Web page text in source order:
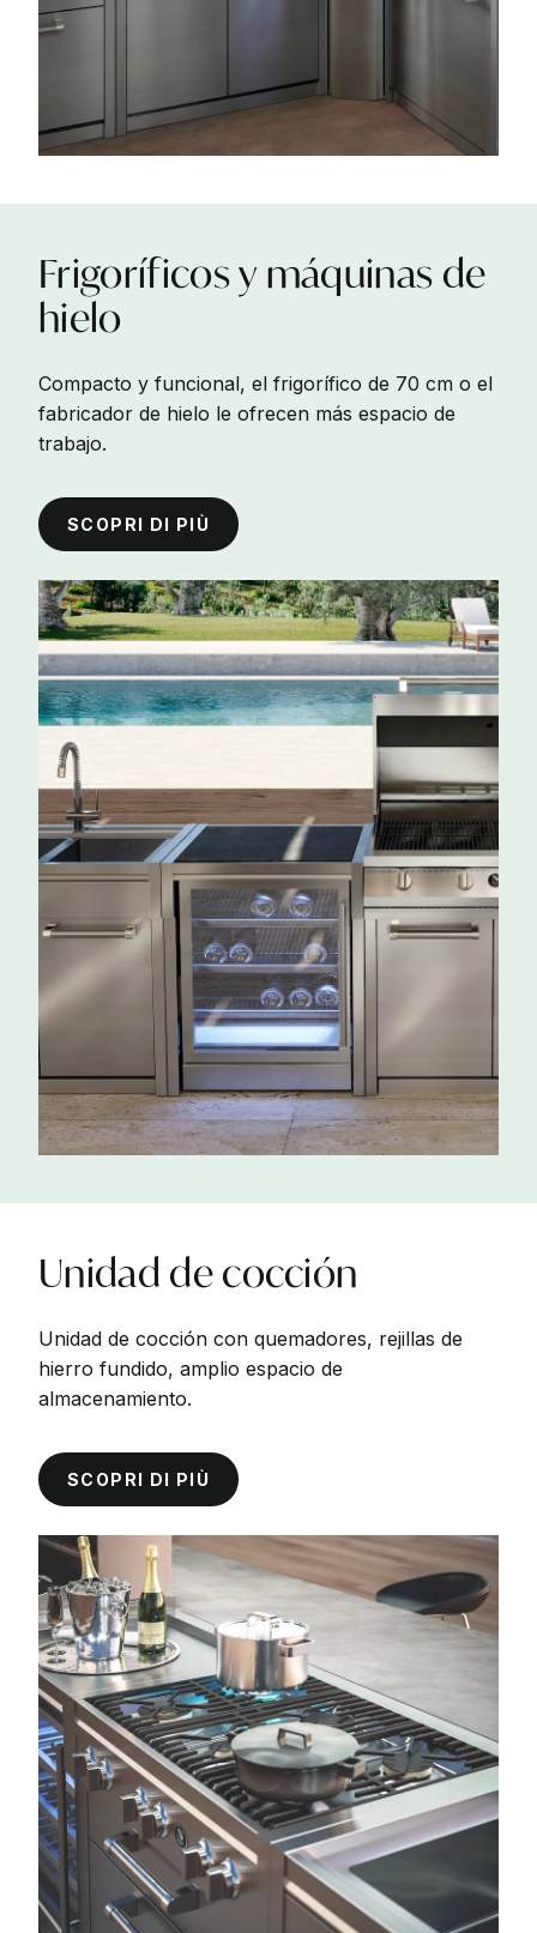
Frigoríficosy máquinas de
hielo
Compacto y funcional, el frigorífico de 70 cm o el
fabricador de hielo le ofrecen más espacio de
trabajo.
SCOPRI DI PIÙ
Unidad decocción
Unidad de cocción con quemadores, rejillas de
hierro fundido, amplio espacio de
almacenamiento.
SCOPRI DI PIÙ